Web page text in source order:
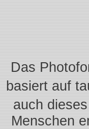
Das
basiert auf
auch
Menschen